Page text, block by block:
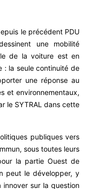
le précédent PDU
une mobilité
de la voiture est en
: la seule continuité de
une réponse au
et environnementaux,
le SYTRAL dans cette
publiques vers
sous toutes leurs
la partie Ouest de
peut le développer, y
sur la question